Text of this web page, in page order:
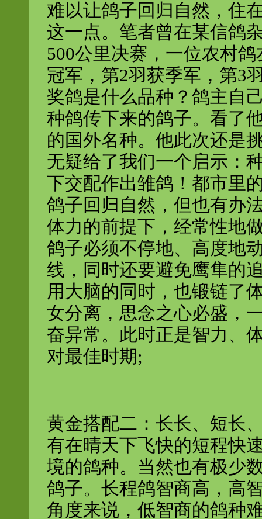
难以让鸽子回归自然，住
这一点。笔者曾在某信鸽
500公里决赛，一位农村
冠军，第2羽获季军，第3
奖鸽是什么品种？鸽主自
种鸽传下来的鸽子。看了
的国外名种。他此次还是
无疑给了我们一个启示：
下交配作出雏鸽！都市里
鸽子回归自然，但也有办
体力的前提下，经常性地
鸽子必须不停地、高度地
线，同时还要避免鹰隼的
用大脑的同时，也锻链了
女分离，思念之心必盛，
奋异常。此时正是智力、
对最佳时期;
黄金搭配二：长长、短长
有在晴天下飞快的短程快
境的鸽种。当然也有极少
鸽子。长程鸽智商高，高
角度来说，低智商的鸽种